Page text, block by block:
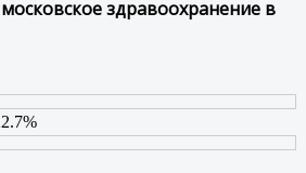
здравоохранение в